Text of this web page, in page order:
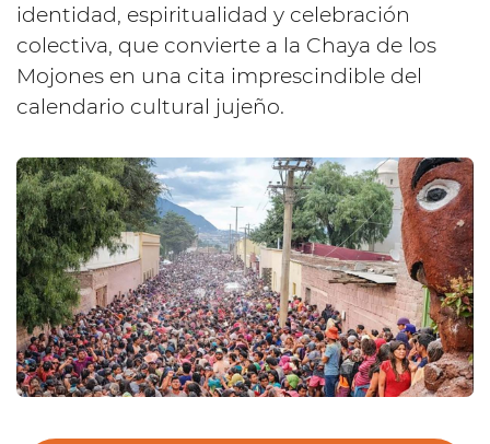
identidad, espiritualidad y celebración
colectiva, que convierte a la Chaya de los
Mojones en una cita imprescindible del
calendario cultural jujeño.